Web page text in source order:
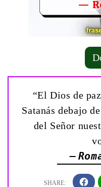
“El Dios de
Satanás debajo
del Señor
—